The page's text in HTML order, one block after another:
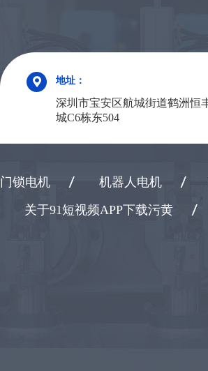
地址：
深圳市宝安区航城街道鹤洲恒
城C6栋东504
门锁电机 机器人电机
关于91短视频APP下载污黄